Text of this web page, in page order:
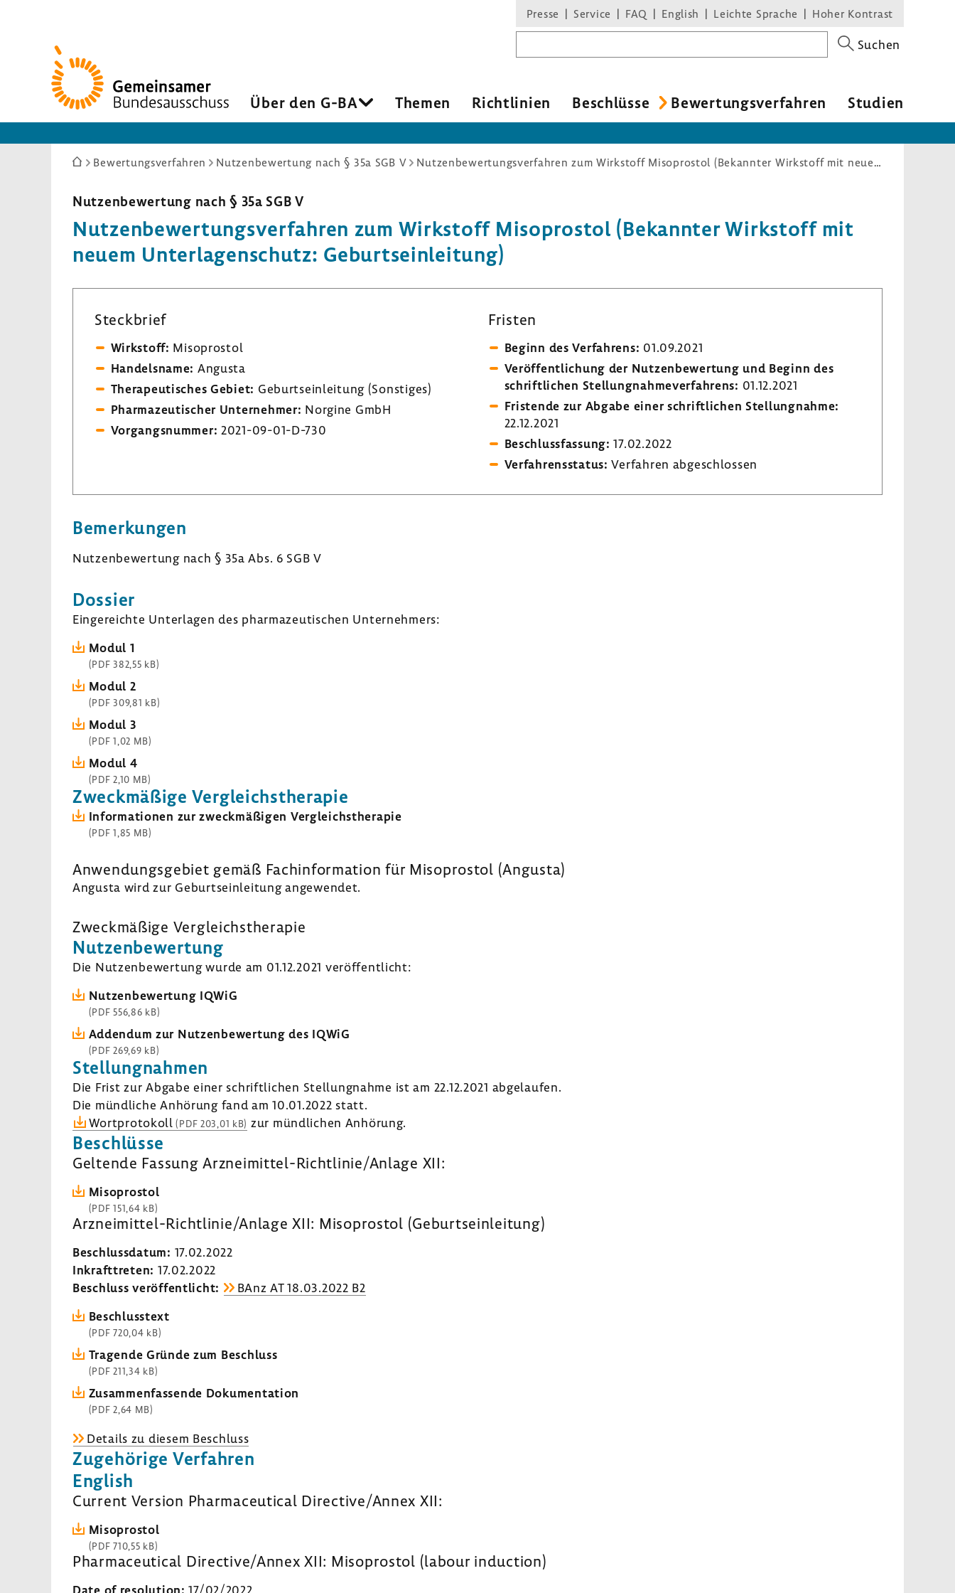
Zur
Startseite
Presse Service FAQ English Leichte Sprache Hoher Kontrast
Suchen
Über den G-BA Themen Richt­li­nien Beschlüsse Bewer­tungs­ver­fahren Studien
Sie
hier:
Bewertungsverfahren Nutzenbewertung nach § 35a SGB V Nutzenbewertungsverfahren zum Wirkstoff Misoprostol (Bekannter Wirkstoff mit neuem Unterlagenschutz: Geburtseinleitung)
Nutzen­be­wer­tung nach § 35a SGB V
Nutzen­be­wer­tungs­ver­fahren zum Wirk­stoff Miso­pro­stol (Bekannter Wirk­stoff mit
neuem Unter­la­gen­schutz: Geburts­ein­lei­tung)
Steck­brief
Wirk­stoff: Miso­pro­stol
Handels­name: Angusta
Thera­peu­ti­sches Gebiet: Geburts­ein­lei­tung (Sons­tiges)
Phar­ma­zeu­ti­scher Unter­nehmer: Norgine GmbH
Vorgangs­nummer: 2021-​09-01-D-730
Fristen
Beginn des Verfah­rens: 01.09.2021
Veröf­fent­li­chung der Nutzen­be­wer­tung und Beginn des
schrift­li­chen Stel­lung­nah­me­ver­fah­rens: 01.12.2021
Fris­tende zur Abgabe einer schrift­li­chen Stel­lung­nahme:
22.12.2021
Beschluss­fas­sung: 17.02.2022
Verfah­rens­status: Verfahren abge­schlossen
Bemer­kungen
Nutzen­be­wer­tung nach § 35a Abs. 6 SGB V
Dossier
Einge­reichte Unter­lagen des phar­ma­zeu­ti­schen Unter­neh­mers:
Modul 1
(PDF 382,55 kB)
Modul 2
(PDF 309,81 kB)
Modul 3
(PDF 1,02 MB)
Modul 4
(PDF 2,10 MB)
Zweck­mä­ßige Vergleichs­the­rapie
Infor­ma­tionen zur zweck­mä­ßigen Vergleichs­the­rapie
(PDF 1,85 MB)
Anwen­dungs­ge­biet gemäß Fach­in­for­ma­tion für Miso­pro­stol (Angusta)
Angusta wird zur Geburts­ein­lei­tung ange­wendet.
Zweck­mä­ßige Vergleichs­the­rapie
Nutzen­be­wer­tung
Die Nutzen­be­wer­tung wurde am 01.12.2021 veröf­fent­licht:
Nutzen­be­wer­tung IQWiG
(PDF 556,86 kB)
Addendum zur Nutzen­be­wer­tung des IQWiG
(PDF 269,69 kB)
Stel­lung­nahmen
Die Frist zur Abgabe einer schrift­li­chen Stel­lung­nahme ist am 22.12.2021 abge­laufen.
Die münd­liche Anhö­rung fand am 10.01.2022 statt.
Wort­pro­to­koll (PDF 203,01 kB) zur münd­li­chen Anhö­rung.
Beschlüsse
Geltende Fassung Arzneimittel-​Richtlinie/Anlage XII:
Miso­pro­stol
(PDF 151,64 kB)
Arzneimittel-​Richtlinie/Anlage XII: Miso­pro­stol (Geburts­ein­lei­tung)
Beschluss­datum: 17.02.2022
Inkraft­treten: 17.02.2022
Beschluss veröf­fent­licht:
BAnz AT 18.03.2022 B2
Beschluss­text
(PDF 720,04 kB)
Tragende Gründe zum Beschluss
(PDF 211,34 kB)
Zusam­men­fas­sende Doku­men­ta­tion
(PDF 2,64 MB)
Details zu diesem Beschluss
Zuge­hö­rige Verfahren
English
Current Version Pharmaceutical Directive/Annex XII:
Misoprostol
(PDF 710,55 kB)
Pharmaceutical Directive/Annex XII: Misoprostol (labour induction)
Date of resolution: 17/02/2022